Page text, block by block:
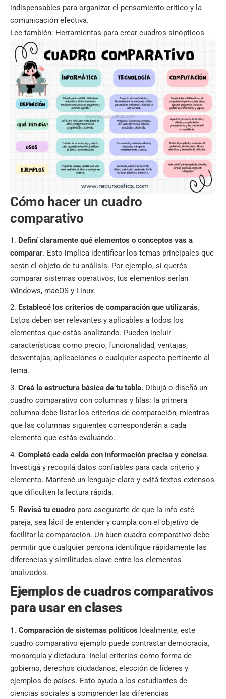
indispensables para organizar el pensamiento crítico y la
comunicación efectiva.
Lee también: Herramientas para crear cuadros sinópticos
Cómo hacer un cuadro
comparativo
Definí claramente qué elementos o conceptos vas a
comparar. Esto implica identificar los temas principales que
serán el objeto de tu análisis. Por ejemplo, si querés
comparar sistemas operativos, tus elementos serían
Windows, macOS y Linux.
Establecé los criterios de comparación que utilizarás.
Estos deben ser relevantes y aplicables a todos los
elementos que estás analizando. Pueden incluir
características como precio, funcionalidad, ventajas,
desventajas, aplicaciones o cualquier aspecto pertinente al
tema.
Creá la estructura básica de tu tabla. Dibujá o diseñá un
cuadro comparativo con columnas y filas: la primera
columna debe listar los criterios de comparación, mientras
que las columnas siguientes corresponderán a cada
elemento que estás evaluando.
Completá cada celda con información precisa y concisa.
Investigá y recopilá datos confiables para cada criterio y
elemento. Mantené un lenguaje claro y evitá textos extensos
que dificulten la lectura rápida.
Revisá tu cuadro para asegurarte de que la info esté
pareja, sea fácil de entender y cumpla con el objetivo de
facilitar la comparación. Un buen cuadro comparativo debe
permitir que cualquier persona identifique rápidamente las
diferencias y similitudes clave entre los elementos
analizados.
Ejemplos de cuadros comparativos
para usar en clases
1. Comparación de sistemas políticos Idealmente, este
cuadro comparativo ejemplo puede contrastar democracia,
monarquía y dictadura. Incluí criterios como forma de
gobierno, derechos ciudadanos, elección de líderes y
ejemplos de países. Esto ayuda a los estudiantes de
ciencias sociales a comprender las diferencias